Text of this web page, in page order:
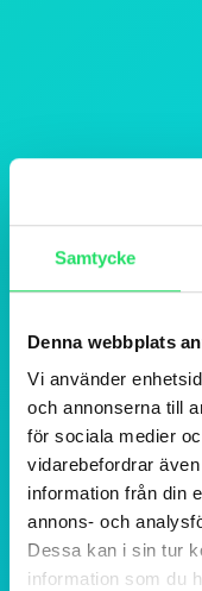
Samtycke
Denna webbplats
Vi använder
och annonserna till
för sociala medier
vidarebefordrar
information från din
annons- och
Dessa kan i sin tur
information som du